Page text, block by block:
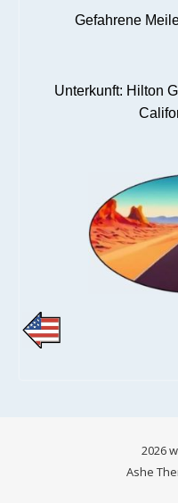
Gefahrene
Unterkunft: Hilton
2026
Ashe